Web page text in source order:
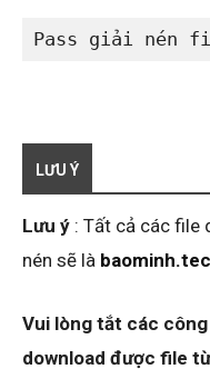
Pass giải nén
LƯU Ý
Lưu ý : Tất cả các file
nén sẽ là
Vui lòng tắt các
download được file